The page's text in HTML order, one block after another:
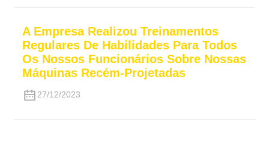
A Empresa Realizou Treinamentos
Regulares De Habilidades Para Todos
Os Nossos Funcionários Sobre Nossas
Máquinas Recém-Projetadas
27/12/2023